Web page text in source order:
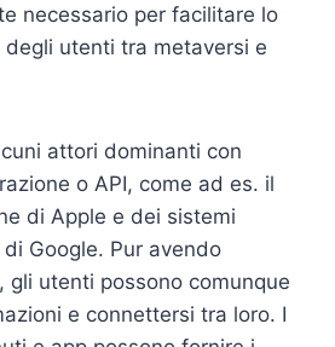
necessario per facilitare lo
utenti tra metaversi e
attori dominanti con
o API, come ad es. il
di Apple e dei sistemi
Google. Pur avendo
gli utenti possono comunque
e connettersi tra loro. I